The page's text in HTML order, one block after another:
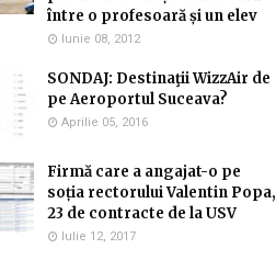
între o profesoară și un elev
Iunie 08, 2012
SONDAJ: Destinaţii WizzAir de
pe Aeroportul Suceava?
Aprilie 05, 2016
Firmă care a angajat-o pe
soția rectorului Valentin Popa,
23 de contracte de la USV
Iulie 12, 2017